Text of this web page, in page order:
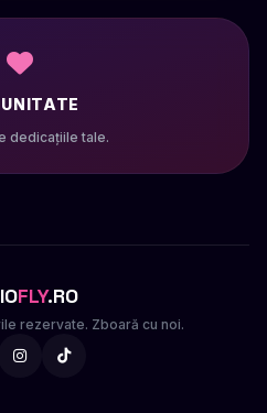
dedicațiile tale.
FLY.RO
rezervate. Zboară cu noi.